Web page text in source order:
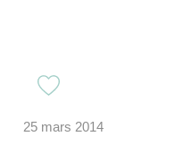
25 mars 2014